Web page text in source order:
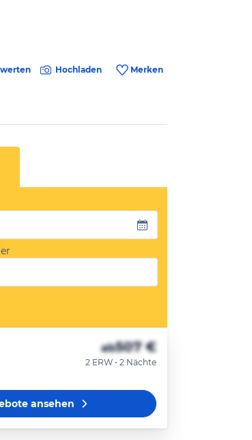
Hochladen Merken
ab507 €
2 ERW • 2 Nächte
ansehen